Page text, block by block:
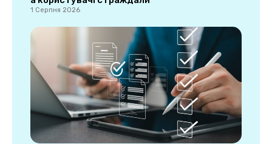
1 Серпня 2026